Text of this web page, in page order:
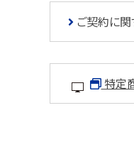
ご契約に
特定